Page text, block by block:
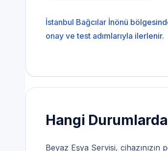
İstanbul Bağcılar İnönü
onay ve test adımlarıyla ilerlenir.
Hangi
Beyaz Eşya Servisi,